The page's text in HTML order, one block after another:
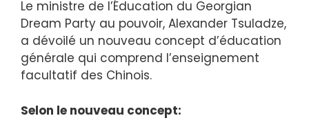
Le ministre de l’Éducation du Georgian
Dream Party au pouvoir, Alexander Tsuladze,
a dévoilé un nouveau concept d’éducation
générale qui comprend l’enseignement
facultatif des Chinois.
Selon le nouveau concept: